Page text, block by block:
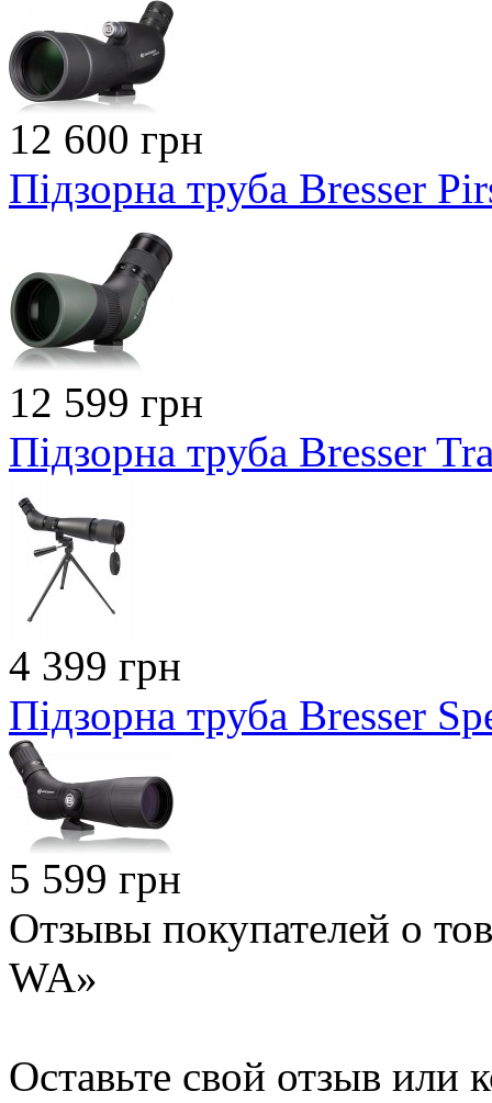
12 600 грн
Підзорна труба Bresser
12 599 грн
Підзорна труба Bresser
4 399 грн
Підзорна труба Bresser
5 599 грн
Отзывы покупателей о
WA»
Оставьте свой отзыв или